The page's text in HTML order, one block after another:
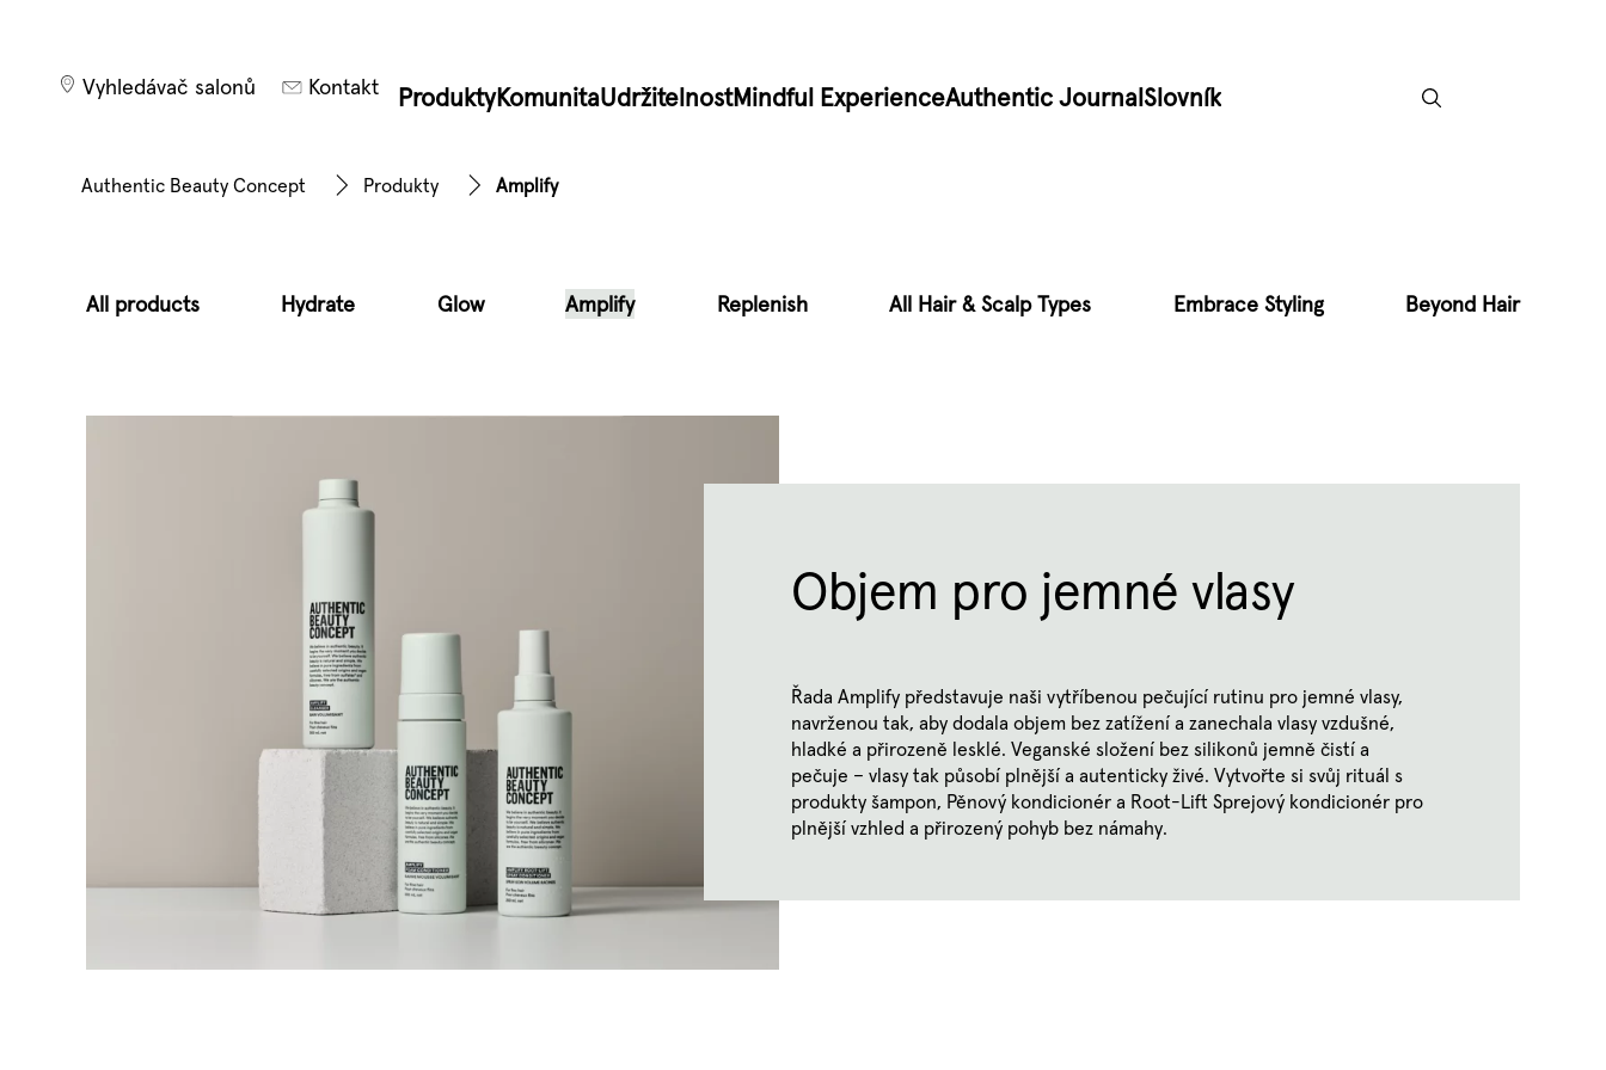
ProduktyKomunitaUdržitelnostMindful ExperienceAuthentic JournalSlovník
Vyhledávač salonů Kontakt
Authentic Beauty Concept Produkty Amplify
All products Hydrate Glow Amplify Replenish All Hair & Scalp Types Embrace Styling Beyond Hair
Objem pro jemné vlasy
Řada Amplify představuje naši vytříbenou pečující rutinu pro jemné vlasy,
navrženou tak, aby dodala objem bez zatížení a zanechala vlasy vzdušné,
hladké a přirozeně lesklé. Veganské složení bez silikonů jemně čistí a
pečuje – vlasy tak působí plnější a autenticky živé. Vytvořte si svůj rituál s
produkty šampon, Pěnový kondicionér a Root-Lift Sprejový kondicionér pro
plnější vzhled a přirozený pohyb bez námahy.